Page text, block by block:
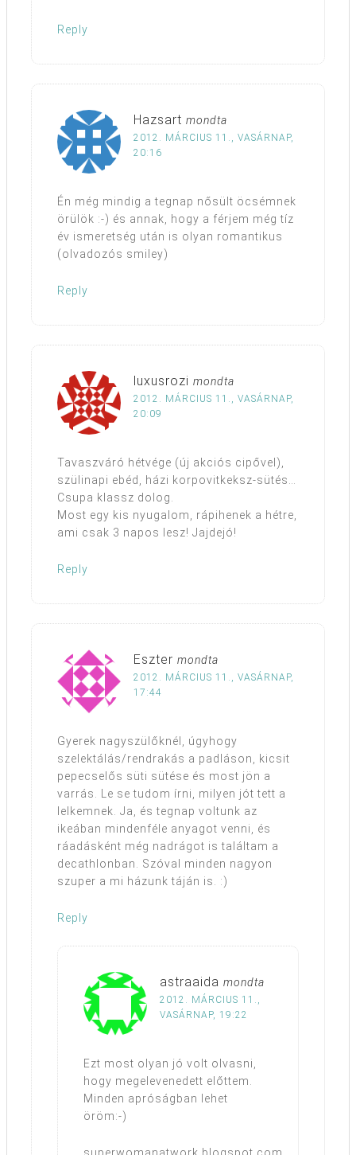
Reply
Hazsart mondta
2012. MÁRCIUS 11., VASÁRNAP,
20:16
Én még mindig a tegnap nősült öcsémnek
örülök :-) és annak, hogy a férjem még tíz
év ismeretség után is olyan romantikus
(olvadozós smiley)
Reply
luxusrozi mondta
2012. MÁRCIUS 11., VASÁRNAP,
20:09
Tavaszváró hétvége (új akciós cipővel),
szülinapi ebéd, házi korpovitkeksz-sütés…
Csupa klassz dolog.
Most egy kis nyugalom, rápihenek a hétre,
ami csak 3 napos lesz! Jajdejó!
Reply
Eszter mondta
2012. MÁRCIUS 11., VASÁRNAP,
17:44
Gyerek nagyszülőknél, úgyhogy
szelektálás/rendrakás a padláson, kicsit
pepecselős süti sütése és most jön a
varrás. Le se tudom írni, milyen jót tett a
lelkemnek. Ja, és tegnap voltunk az
ikeában mindenféle anyagot venni, és
ráadásként még nadrágot is találtam a
decathlonban. Szóval minden nagyon
szuper a mi házunk táján is. :)
Reply
astraaida mondta
2012. MÁRCIUS 11.,
VASÁRNAP, 19:22
Ezt most olyan jó volt olvasni,
hogy megelevenedett előttem.
Minden apróságban lehet
öröm:-)